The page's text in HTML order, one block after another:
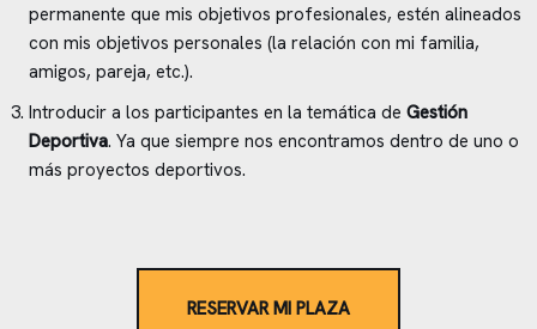
permanente que mis objetivos profesionales, estén alineados
con mis objetivos personales (la relación con mi familia,
amigos, pareja, etc.).
Introducir a los participantes en la temática deGestión
Deportiva. Ya que siempre nos encontramos dentro de uno o
más proyectos deportivos.
RESERVAR MI PLAZA